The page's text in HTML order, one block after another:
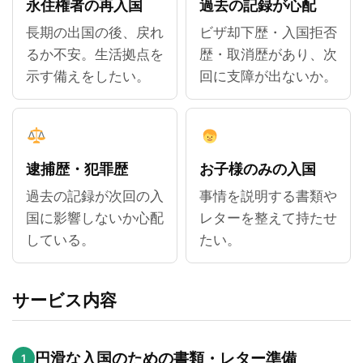
永住権者の再入国
長期の出国の後、戻れ
るか不安。生活拠点を
示す備えをしたい。
過去の記録が心配
ビザ却下歴・入国拒否
歴・取消歴があり、次
回に支障が出ないか。
逮捕歴・犯罪歴
過去の記録が次回の入
国に影響しないか心配
している。
お子様のみの入国
事情を説明する書類や
レターを整えて持たせ
たい。
サービス内容
1 円滑な入国のための書類・レター準備